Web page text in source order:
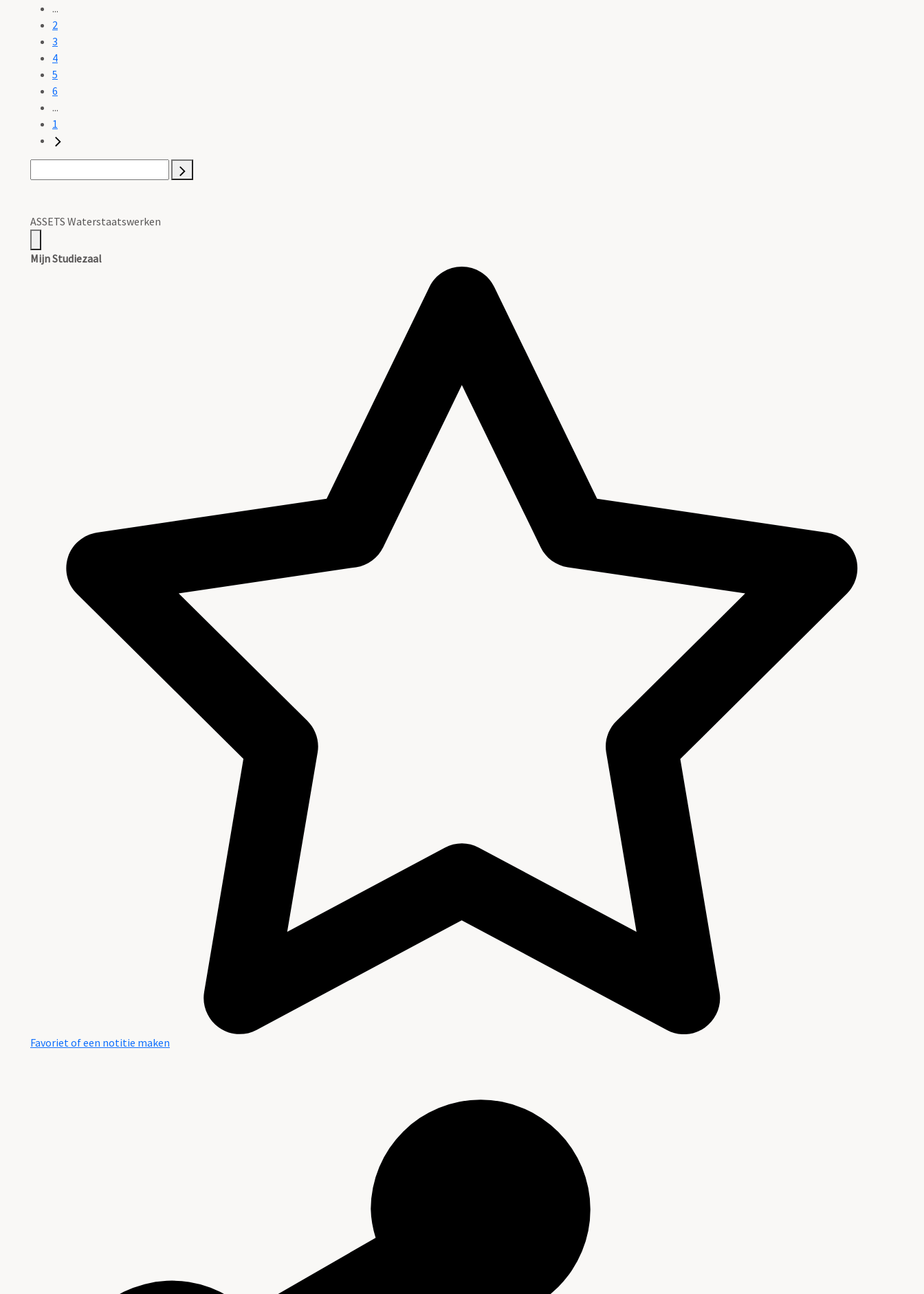
...
2
3
4
5
6
...
1
ASSETS Waterstaatswerken
Mijn Studiezaal
Favoriet of een notitie maken